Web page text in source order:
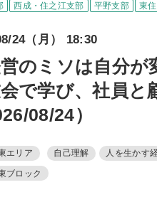
同友会の
西成・住之江支部 平野支部 東
24（月） 18:30
営のミソは自分
会で学び、社員と
08/24）
エリア 自己理解 人を生かす
ブロック